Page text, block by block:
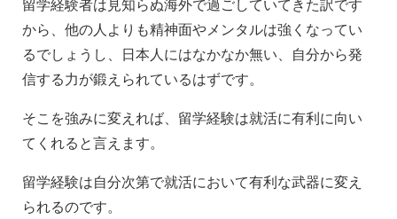
から、他の人よりも精神面やメンタルは強くなってい
るでしょうし、日本人にはなかなか無い、自分から発
信する力が鍛えられているはずです。
そこを強みに変えれば、留学経験は就活に有利に向い
てくれると言えます。
留学経験は自分次第で就活において有利な武器に変え
られるのです。